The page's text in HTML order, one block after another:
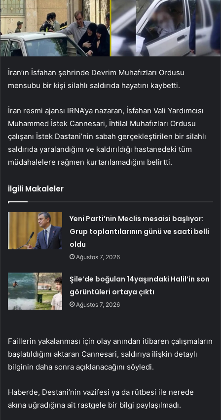
İran’ın İsfahan şehrinde Devrim Muhafızları Ordusu
mensubu bir kişi silahlı saldırıda hayatını kaybetti.
İran resmi ajansı IRNA’ya nazaran, İsfahan Vali Yardımcısı
Muhammed İstek Cannesari, İhtilal Muhafızları Ordusu
çalışanı İstek Dastani’nin sabah gerçekleştirilen bir silahlı
saldırıda yaralandığını ve kaldırıldığı hastanedeki tüm
müdahalelere rağmen kurtarılamadığını belirtti.
İlgili Makaleler
Yeni Parti’nin Meclis mesaisi başlıyor:
Grup toplantılarının günü ve saati belli
oldu
Ağustos 7, 2026
Şile’de boğulan 14yaşındaki Halil’in son
görüntüleri ortaya çıktı
Ağustos 7, 2026
Faillerin yakalanması için olay anından itibaren çalışmaların
başlatıldığını aktaran Cannesari, saldırıya ilişkin detaylı
bilginin daha sonra açıklanacağını söyledi.
Haberde, Destani’nin vazifesi ya da rütbesi ile nerede
akına uğradığına ait rastgele bir bilgi paylaşılmadı.